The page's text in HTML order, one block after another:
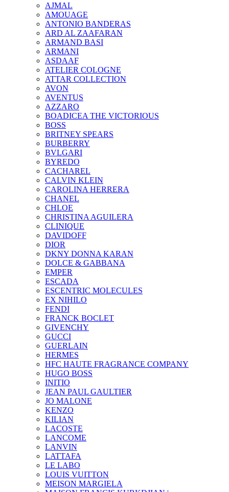
AJMAL
AMOUAGE
ANTONIO BANDERAS
ARD AL ZAAFARAN
ARMAND BASI
ARMANI
ASDAAF
ATELIER COLOGNE
ATTAR COLLECTION
AVON
AVENTUS
AZZARO
BOADICEA THE VICTORIOUS
BOSS
BRITNEY SPEARS
BURBERRY
BVLGARI
BYREDO
CACHAREL
CALVIN KLEIN
CAROLINA HERRERA
CHANEL
CHLOE
CHRISTINA AGUILERA
CLINIQUE
DAVIDOFF
DIOR
DKNY DONNA KARAN
DOLCE & GABBANA
EMPER
ESCADA
ESCENTRIC MOLECULES
EX NIHILO
FENDI
FRANCK BOCLET
GIVENCHY
GUCCI
GUERLAIN
HERMES
HFC HAUTE FRAGRANCE COMPANY
HUGO BOSS
INITIO
JEAN PAUL GAULTIER
JO MALONE
KENZO
KILIAN
LACOSTE
LANCOME
LANVIN
LATTAFA
LE LABO
LOUIS VUITTON
MEISON MARGIELA